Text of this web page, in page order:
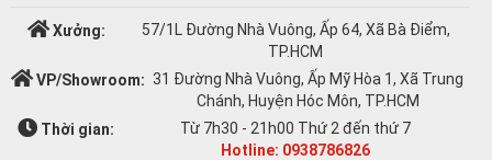
Xưởng:
57/1L Đường Nhà Vuông, Ấp 64, Xã Bà Điểm,
TP.HCM
VP/Showroom: 31 Đường Nhà Vuông, Ấp Mỹ Hòa 1, Xã Trung
Chánh, Huyện Hóc Môn, TP.HCM
Thời gian:
Từ 7h30 - 21h00 Thứ 2 đến thứ 7
Hotline: 0938786826